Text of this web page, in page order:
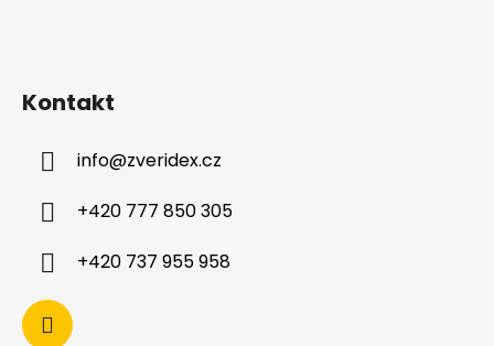
Kontakt
info@zveridex.cz
+420 777 850 305
+420 737 955 958